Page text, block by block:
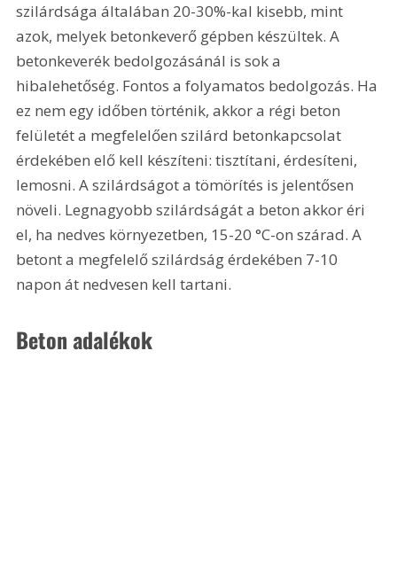
szilárdsága általában 20-30%-kal kisebb, mint
azok, melyek betonkeverő gépben készültek. A
betonkeverék bedolgozásánál is sok a
hibalehetőség. Fontos a folyamatos bedolgozás. Ha
ez nem egy időben történik, akkor a régi beton
felületét a megfelelően szilárd betonkapcsolat
érdekében elő kell készíteni: tisztítani, érdesíteni,
lemosni. A szilárdságot a tömörítés is jelentősen
növeli. Legnagyobb szilárdságát a beton akkor éri
el, ha nedves környezetben, 15-20 °C-on szárad. A
betont a megfelelő szilárdság érdekében 7-10
napon át nedvesen kell tartani.
Beton adalékok